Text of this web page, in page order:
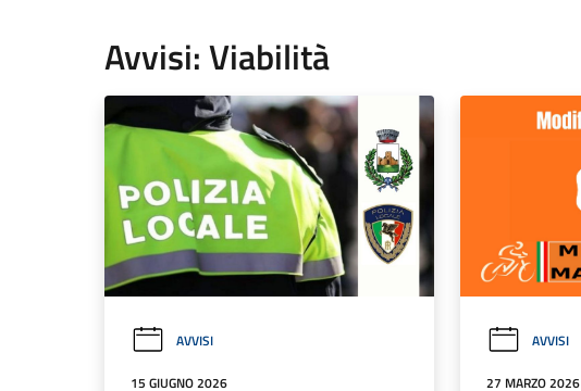
Avvisi: Viabilità
AVVISI
15 GIUGNO 2026
AVVISI
27 MARZO 2026